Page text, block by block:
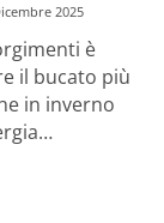
2025
è
il bucato più
in inverno